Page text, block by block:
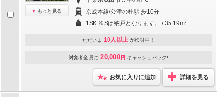
もっと見る
京成本線/公津の杜駅 歩10分
1SK ※Sは納戸となります。 / 35.19m²
ただいま 10人以上 が検討中！
対象者全員に 20,000 円 キャッシュバック!
お気に入りに追加 詳細を見る